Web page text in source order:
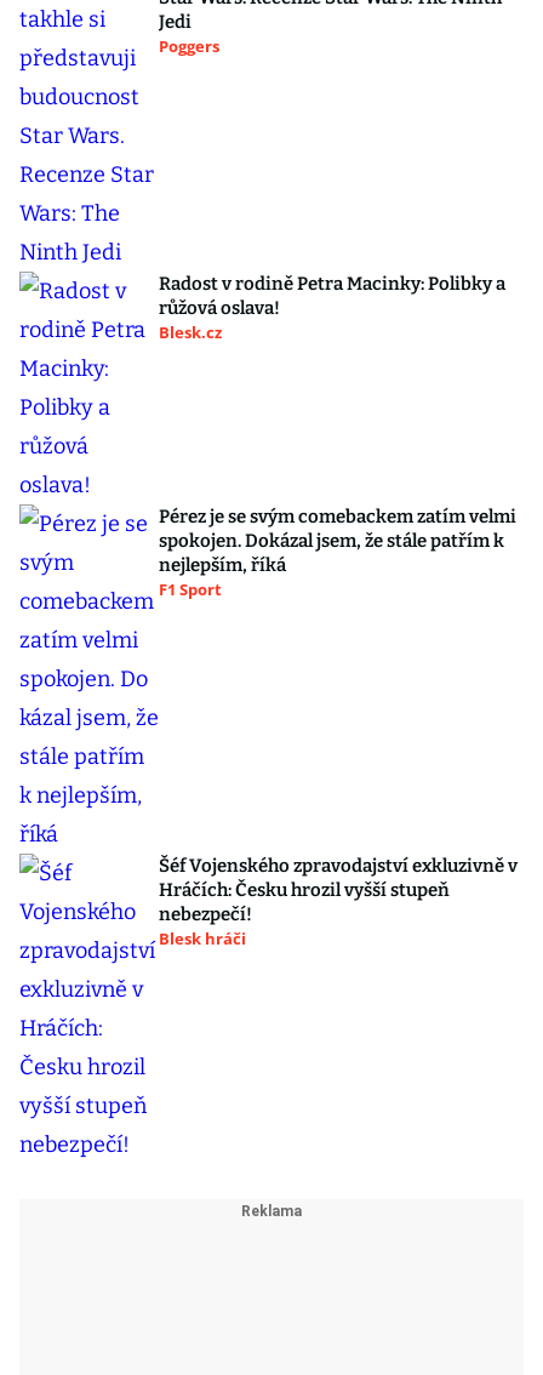
Jedi
Poggers
Radost v rodině Petra Macinky: Polibky a
růžová oslava!
Blesk.cz
Pérez je se svým comebackem zatím velmi
spokojen. Dokázal jsem, že stále patřím k
nejlepším, říká
F1 Sport
Šéf Vojenského zpravodajství exkluzivně v
Hráčích: Česku hrozil vyšší stupeň
nebezpečí!
Blesk hráči